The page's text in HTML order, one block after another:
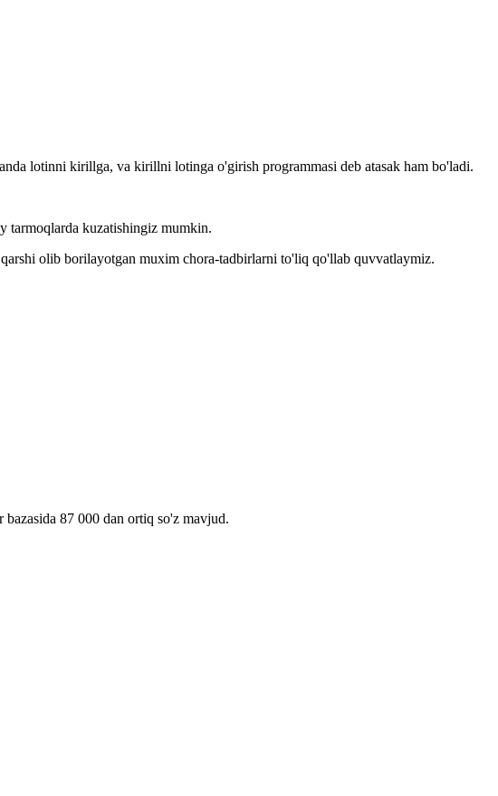
lotinni kirillga, va kirillni lotinga o'girish programmasi deb atasak ham bo'ladi.
tarmoqlarda kuzatishingiz mumkin.
olib borilayotgan muxim chora-tadbirlarni to'liq qo'llab quvvatlaymiz.
87 000 dan ortiq so'z mavjud.